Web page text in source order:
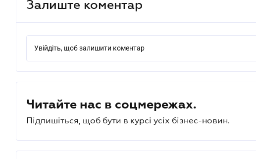
Залиште коментар
Увійдіть, щоб залишити коментар
Читайте нас в соцмережах.
Підпишіться, щоб бути в курсі усіх бізнес-новин.